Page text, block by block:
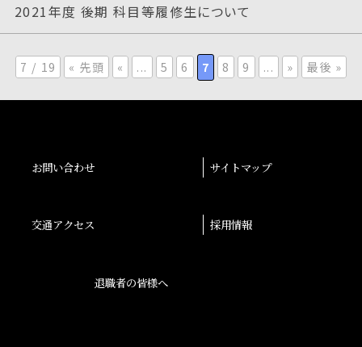
2021年度 後期 科目等履修生について
7 / 19 « 先頭 « ... 5 6 7 8 9 ... » 最後 »
お問い合わせ サイトマップ
交通アクセス 採用情報
退職者の皆様へ